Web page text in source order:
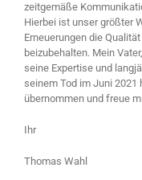
zeitgemäße
Hierbei ist unser größter
Erneuerungen die
beizubehalten. Mein
seine Expertise und
seinem Tod im Juni 2021
übernommen und freue
Ihr
Thomas Wahl